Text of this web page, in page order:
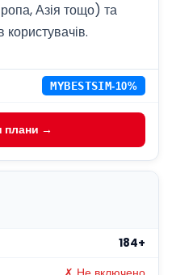
Азія тощо) та
користувачів.
MYBESTSIM-10%
плани →
184+